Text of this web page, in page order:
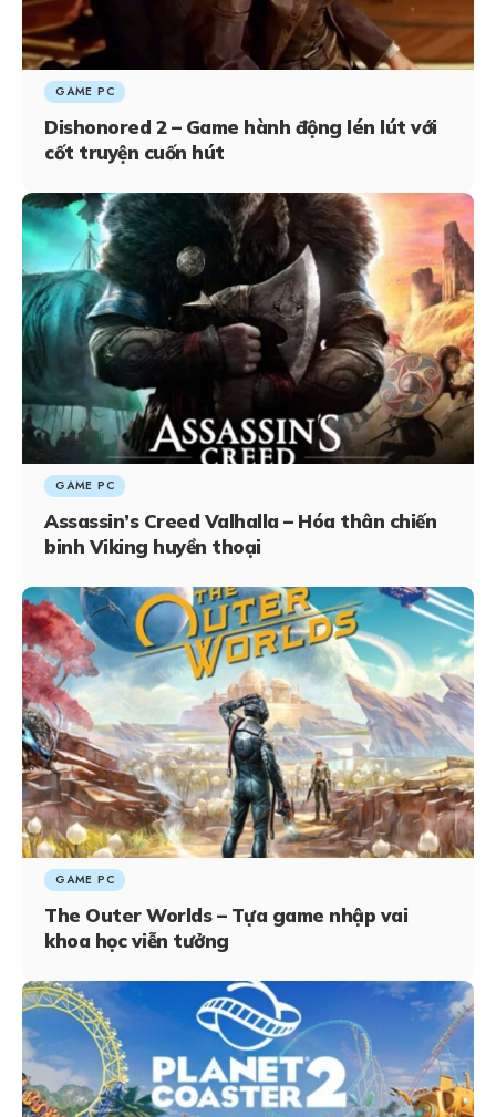
GAME PC
Dishonored 2 – Game hành động lén lút với
cốt truyện cuốn hút
GAME PC
Assassin’s Creed Valhalla – Hóa thân chiến
binh Viking huyền thoại
GAME PC
The Outer Worlds – Tựa game nhập vai
khoa học viễn tưởng